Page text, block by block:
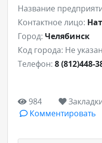
Название
Контактное лицо:
Город: Челябинск
Код города: Не указан
Телефон: 8 (812)448-
984
Комментировать